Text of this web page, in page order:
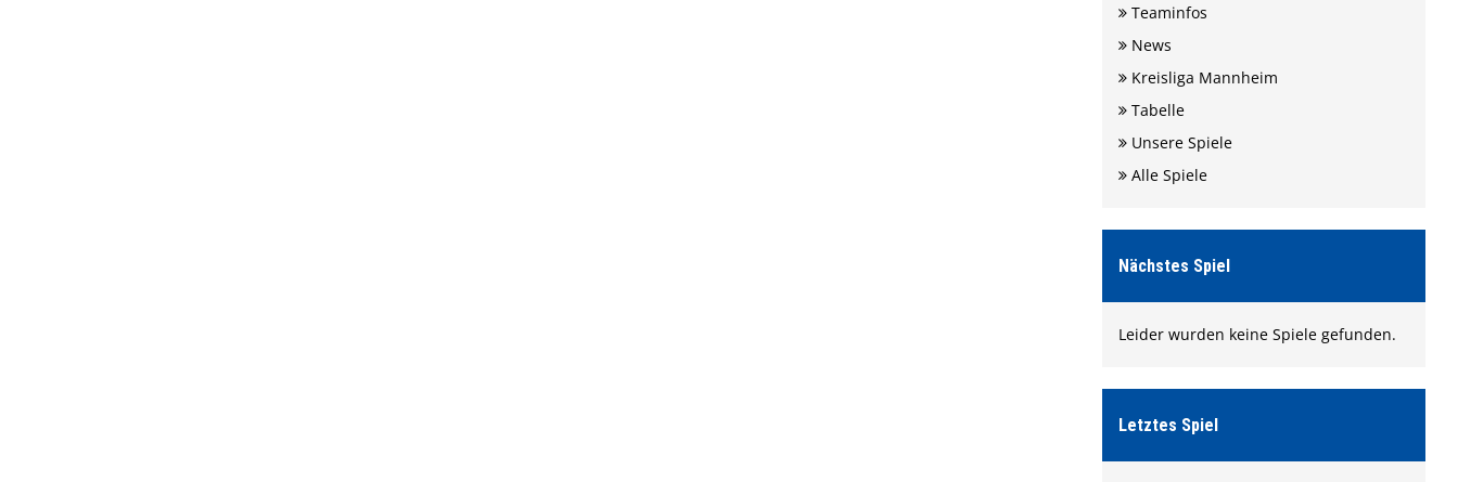
Teaminfos
News
Kreisliga Mannheim
Tabelle
Unsere Spiele
Alle Spiele
Nächstes Spiel
Leider wurden keine Spiele gefunden.
Letztes Spiel